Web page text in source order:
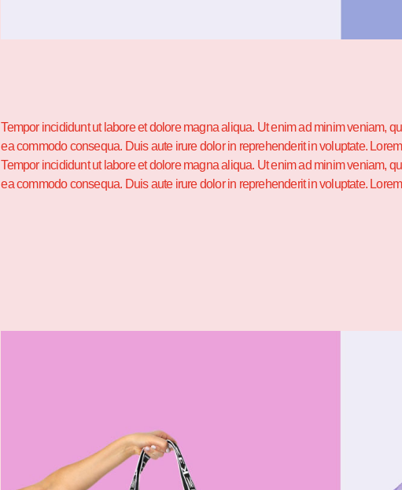
Tempor incididunt ut labore et dolore magna aliqua. Ut enim ad minim veniam,
ea commodo consequa. Duis aute irure dolor in reprehenderit in voluptate.
Tempor incididunt ut labore et dolore magna aliqua. Ut enim ad minim veniam,
ea commodo consequa. Duis aute irure dolor in reprehenderit in voluptate.